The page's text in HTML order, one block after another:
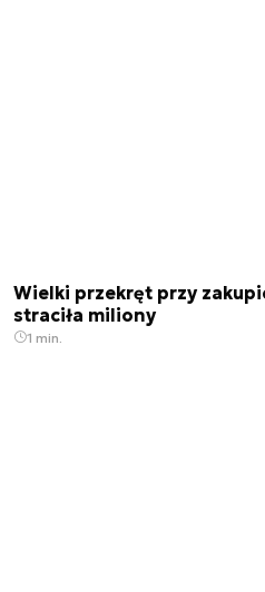
Wielki przekręt przy
straciła miliony
1 min.